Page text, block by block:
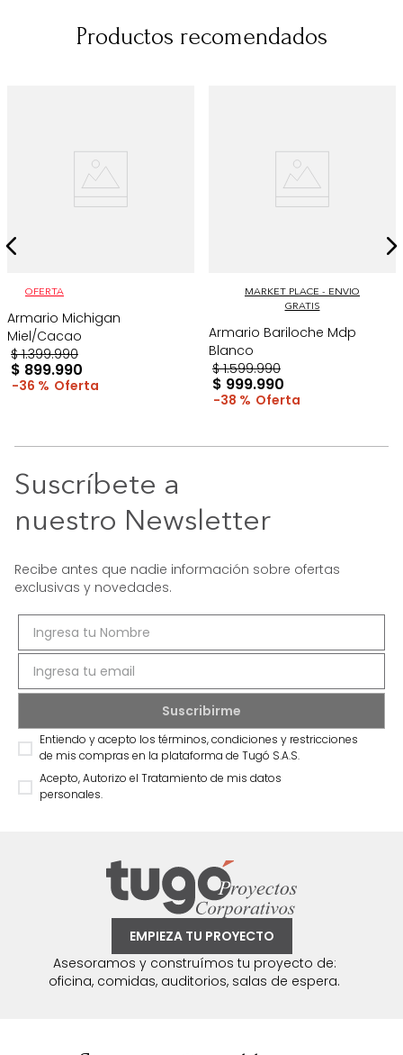
Productos recomendados
OFERTA
Armario Michigan
Miel/Cacao
$ 1.399.990
$ 899.990
36 %
MARKET PLACE - ENVIO
GRATIS
Armario Bariloche Mdp
Blanco
$ 1.599.990
$ 999.990
38 %
Suscríbete a
nuestro Newsletter
Recibe antes que nadie información sobre ofertas
exclusivas y novedades.
Entiendo y acepto los términos, condiciones y restricciones
de mis compras en la plataforma de Tugó S.A.S.
Acepto, Autorizo el Tratamiento de mis datos
personales.
EMPIEZA TU PROYECTO
Asesoramos y construímos tu proyecto de:
oficina, comidas, auditorios, salas de espera.